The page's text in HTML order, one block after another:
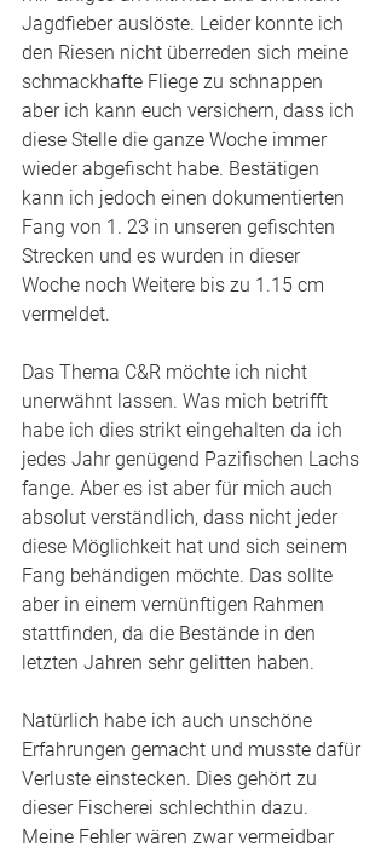
Jagdfieber auslöste. Leider konnte ich
den Riesen nicht überreden sich meine
schmackhafte Fliege zu schnappen
aber ich kann euch versichern, dass ich
diese Stelle die ganze Woche immer
wieder abgefischt habe. Bestätigen
kann ich jedoch einen dokumentierten
Fang von 1. 23 in unseren gefischten
Strecken und es wurden in dieser
Woche noch Weitere bis zu 1.15 cm
vermeldet.
Das Thema C&R möchte ich nicht
unerwähnt lassen. Was mich betrifft
habe ich dies strikt eingehalten da ich
jedes Jahr genügend Pazifischen Lachs
fange. Aber es ist aber für mich auch
absolut verständlich, dass nicht jeder
diese Möglichkeit hat und sich seinem
Fang behändigen möchte. Das sollte
aber in einem vernünftigen Rahmen
stattfinden, da die Bestände in den
letzten Jahren sehr gelitten haben.
Natürlich habe ich auch unschöne
Erfahrungen gemacht und musste dafür
Verluste einstecken. Dies gehört zu
dieser Fischerei schlechthin dazu.
Meine Fehler wären zwar vermeidbar